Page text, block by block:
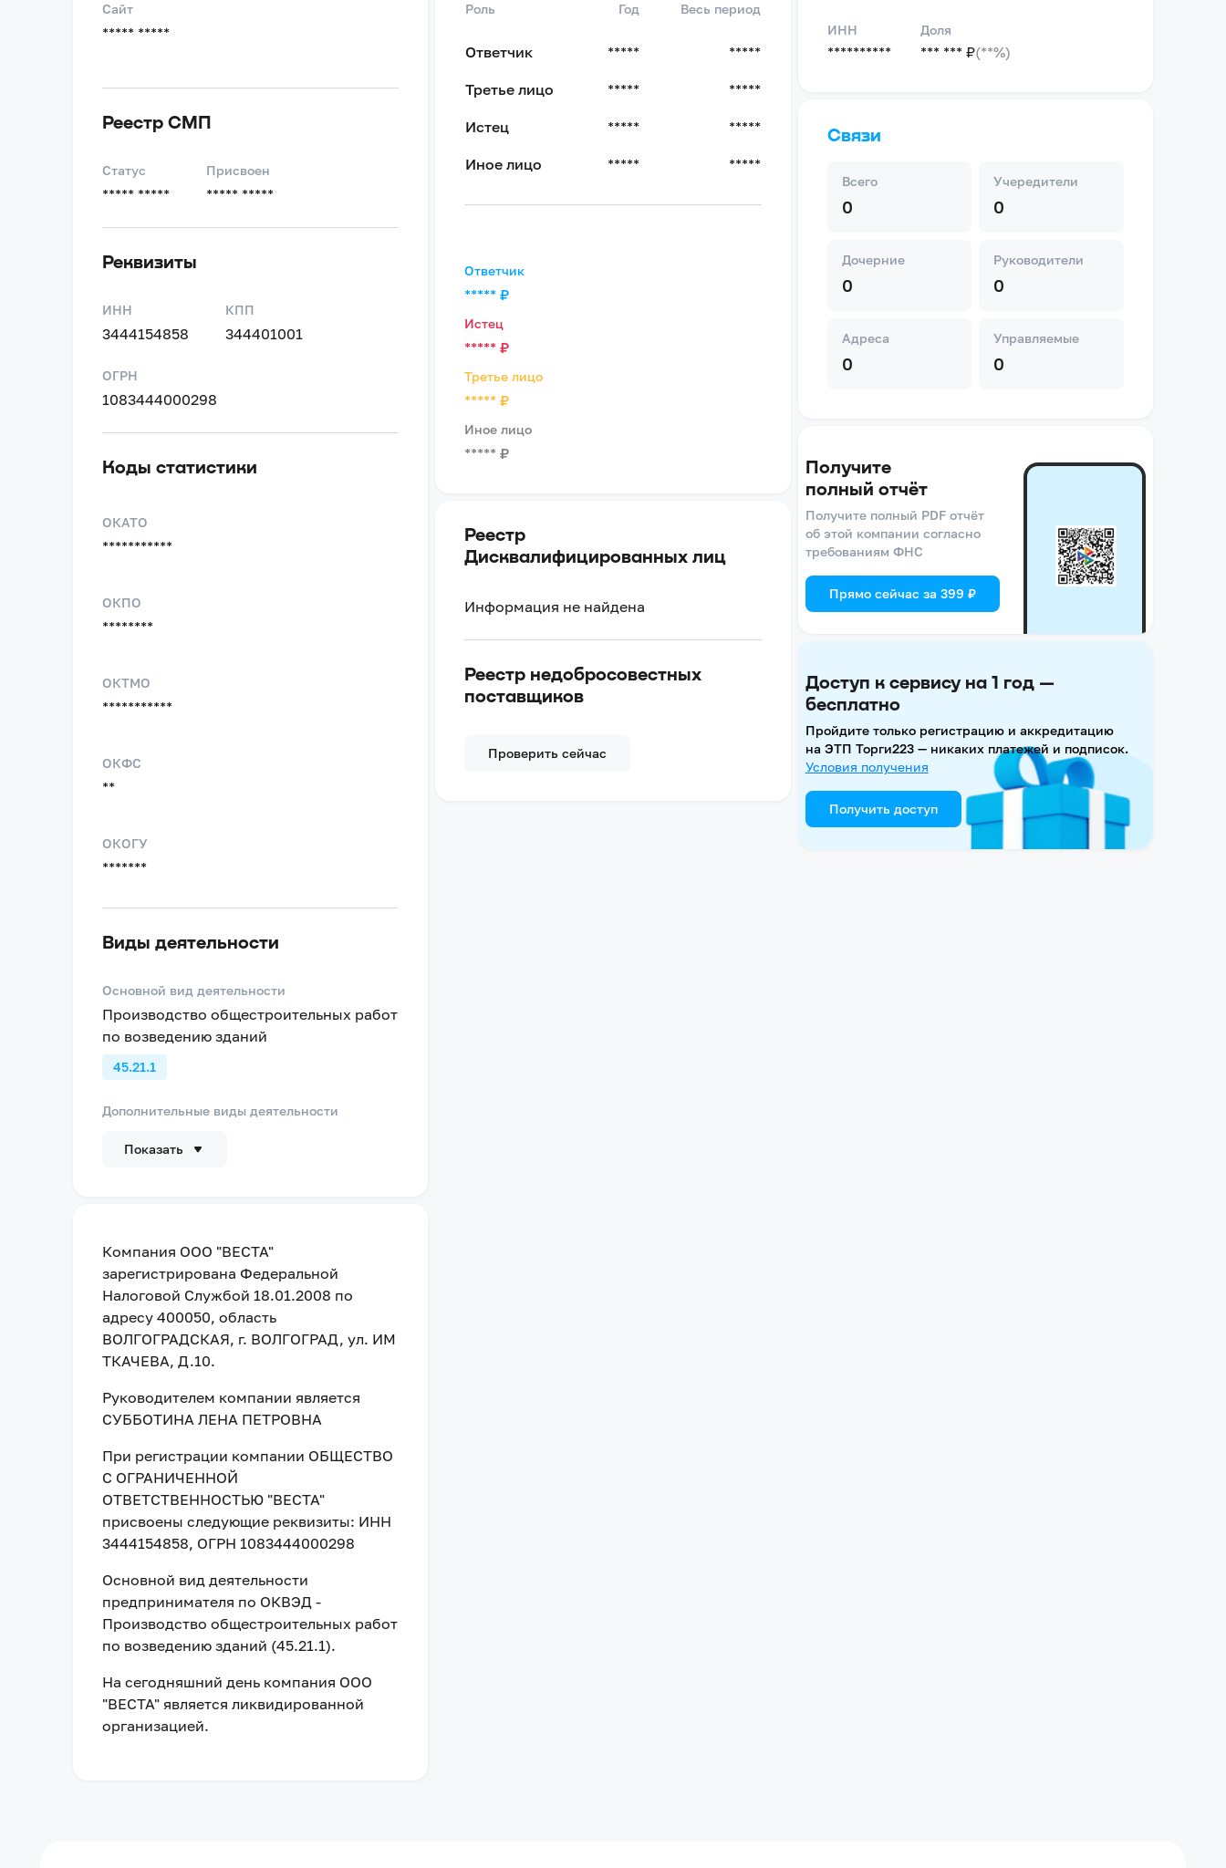
Сайт
***** *****
Реестр СМП
Статус
***** *****
Присвоен
***** *****
Реквизиты
ИНН
3444154858
КПП
344401001
ОГРН
1083444000298
Коды статистики
ОКАТО
***********
ОКПО
********
ОКТМО
***********
ОКФС
**
ОКОГУ
*******
Виды деятельности
Основной вид деятельности
Производство общестроительных работ
по возведению зданий
45.21.1
Дополнительные виды деятельности
Показать
Компания ООО "ВЕСТА"
зарегистрирована Федеральной
Налоговой Службой 18.01.2008 по
адресу 400050, область
ВОЛГОГРАДСКАЯ, г. ВОЛГОГРАД, ул. ИМ
ТКАЧЕВА, Д.10.
Руководителем компании является
СУББОТИНА ЛЕНА ПЕТРОВНА
При регистрации компании ОБЩЕСТВО
С ОГРАНИЧЕННОЙ
ОТВЕТСТВЕННОСТЬЮ "ВЕСТА"
присвоены следующие реквизиты: ИНН
3444154858, ОГРН 1083444000298
Основной вид деятельности
предпринимателя по ОКВЭД -
Производство общестроительных работ
по возведению зданий (45.21.1).
На сегодняшний день компания ООО
"ВЕСТА" является ликвидированной
организацией.
Роль Год Весь период
Ответчик ***** *****
Третье лицо ***** *****
Истец ***** *****
Иное лицо ***** *****
Ответчик
***** ₽
Истец
***** ₽
Третье лицо
***** ₽
Иное лицо
***** ₽
Реестр
Дисквалифицированных лиц
Информация не найдена
Реестр недобросовестных
поставщиков
Проверить сейчас
ИНН
**********
Доля
*** *** ₽(**%)
Связи
Всего
0
Учередители
0
Дочерние
0
Руководители
0
Адреса
0
Управляемые
0
Получите
полный отчёт
Получите полный PDF отчёт
об этой компании согласно
требованиям ФНС
Прямо сейчас за 399 ₽
Доступ к сервису на 1 год —
бесплатно
Пройдите только регистрацию и аккредитацию
на ЭТП Торги223 — никаких платежей и подписок.
Условия получения
Получить доступ